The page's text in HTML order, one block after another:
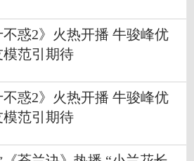
不惑2》火热开播 牛骏峰优
模范引期待
不惑2》火热开播 牛骏峰优
模范引期待